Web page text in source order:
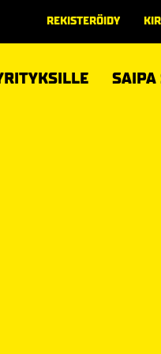
REKISTERÖIDY
SAIPA